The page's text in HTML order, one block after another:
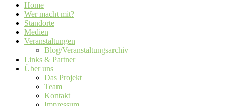
Home
Wer macht mit?
Standorte
Medien
Veranstaltungen
Blog/Veranstaltungsarchiv
Links & Partner
Über uns
Das Projekt
Team
Kontakt